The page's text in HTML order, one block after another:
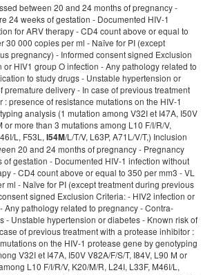
between 20 and 24 months of pregnancy -
24 weeks of gestation - Documented HIV-1
for ARV therapy - CD4 count above or equal to
30 000 copies per ml - Naïve for PI (except
pregnancy) - Informed consent signed Exclusion
or HIV1 group O infection - Any pathology related to
to study drugs - Unstable hypertension or
premature delivery - In case of previous treatment
presence of resistance mutations on the HIV-1
analysis (1 mutation among V32I et I47A, I50V
or more than 3 mutations among L10 F/I/R/V,
L, F53L, I54M/L/T/V, L63P, A71L/V/T,) Inclusion
20 and 24 months of pregnancy - Pregnancy
gestation - Documented HIV-1 infection without
- CD4 count above or equal to 350 per mm3 - VL
ml - Naïve for PI (except treatment during previous
signed Exclusion Criteria: - HIV2 infection or
Any pathology related to pregnancy - Contra-
- Unstable hypertension or diabetes - Known risk of
of previous treatment with a protease inhibitor :
on the HIV-1 protease gene by genotyping
V32I et I47A, I50V V82A/F/S/T, I84V, L90 M or
L10 F/I/R/V, K20/M/R, L24I, L33F, M46I/L,